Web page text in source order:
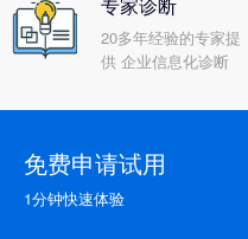
20多年经验的专家提
供 企业信息化诊断
免费申请试用
1分钟快速体验